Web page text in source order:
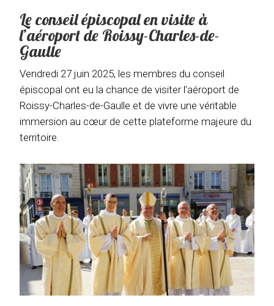
Le conseil épiscopal en visite à
l’aéroport de Roissy-Charles-de-
Gaulle
Vendredi 27 juin 2025, les membres du conseil
épiscopal ont eu la chance de visiter l’aéroport de
Roissy-Charles-de-Gaulle et de vivre une véritable
immersion au cœur de cette plateforme majeure du
territoire.